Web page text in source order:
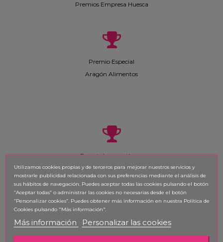
Premios Empresa Huesca
Premio Especial
Aragón Alimentos
Premio Innovación en
Producción Agroalimentaria
Suplemento "Con mucho gusto"
Heraldo de Aragón
Utilizamos cookies propias y de terceros para mejorar nuestros servicios y
mostrarle publicidad relacionada con sus preferencias mediante el análisis de
sus hábitos de navegación. Puedes aceptar todas las cookies pulsando el botón
“Aceptar todas” o administrar las cookies no necesarias desde el botón
“Personalizar cookies”. Puedes obtener más información en nuestra Política de
Cookies pulsando "Más información".
Más información Personalizar las cookies